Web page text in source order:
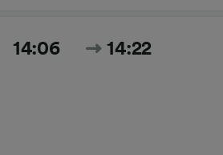
14:06 14:22